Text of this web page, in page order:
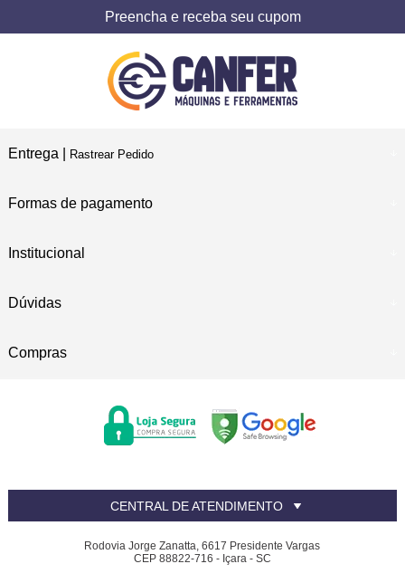
Preencha e receba seu cupom
Entrega | Rastrear Pedido
Formas de pagamento
Institucional
Dúvidas
Compras
CENTRAL DE ATENDIMENTO
Rodovia Jorge Zanatta, 6617 Presidente Vargas
CEP 88822-716 - Içara - SC